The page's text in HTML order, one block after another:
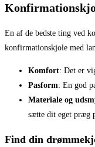
En af de bedste ting ved
konfirmationskjole med
Komfort: Det er
Pasform: En god
Materiale og
sætte dit eget præg
Find din